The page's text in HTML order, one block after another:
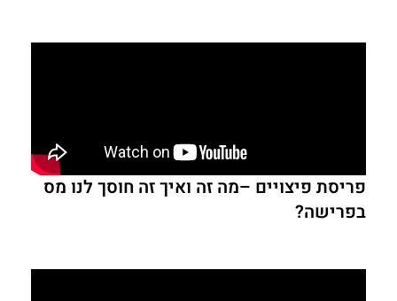
פריסת פיצויים –מה זה ואיך זה חוסך לנו מס
בפרישה?